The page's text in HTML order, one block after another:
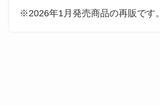
※2026年1月発売商品の再販です。